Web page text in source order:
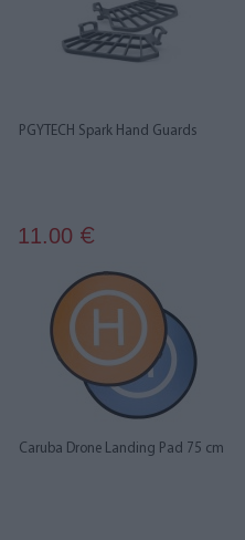
PGYTECH Spark Hand Guards
11.00 €
Caruba Drone Landing Pad 75 cm